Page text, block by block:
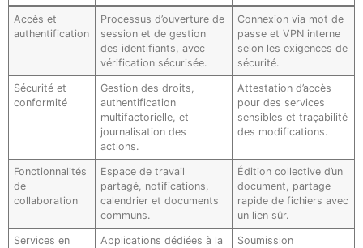
Accès et
authentification
Processus d’ouverture de
session et de gestion
des identifiants, avec
vérification sécurisée.
Connexion via mot de
passe et VPN interne
selon les exigences de
sécurité.
Sécurité et
conformité
Gestion des droits,
authentification
multifactorielle, et
journalisation des
actions.
Attestation d’accès
pour des services
sensibles et traçabilité
des modifications.
Fonctionnalités
de
collaboration
Espace de travail
partagé, notifications,
calendrier et documents
communs.
Édition collective d’un
document, partage
rapide de fichiers avec
un lien sûr.
Services en
Applications dédiées à la
Soumission